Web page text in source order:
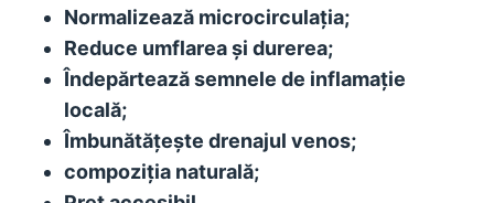
Normalizează microcirculația;
Reduce umflarea și durerea;
Îndepărtează semnele de inflamație
locală;
Îmbunătățește drenajul venos;
compoziţia naturală;